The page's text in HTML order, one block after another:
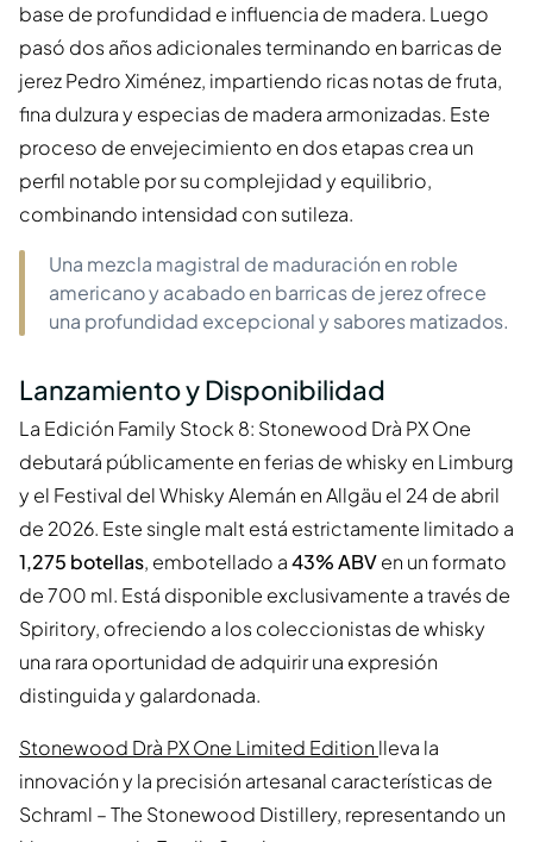
base de profundidad e influencia de madera. Luego
pasó dos años adicionales terminando en barricas de
jerez Pedro Ximénez, impartiendo ricas notas de fruta,
fina dulzura y especias de madera armonizadas. Este
proceso de envejecimiento en dos etapas crea un
perfil notable por su complejidad y equilibrio,
combinando intensidad con sutileza.
Una mezcla magistral de maduración en roble
americano y acabado en barricas de jerez ofrece
una profundidad excepcional y sabores matizados.
Lanzamiento y Disponibilidad
La Edición Family Stock 8: Stonewood Drà PX One
debutará públicamente en ferias de whisky en Limburg
y el Festival del Whisky Alemán en Allgäu el 24 de abril
de 2026. Este single malt está estrictamente limitado a
1,275 botellas, embotellado a43% ABVen un formato
de 700 ml. Está disponible exclusivamente a través de
Spiritory, ofreciendo a los coleccionistas de whisky
una rara oportunidad de adquirir una expresión
distinguida y galardonada.
Stonewood Drà PX One Limited Edition lleva la
innovación y la precisión artesanal características de
Schraml – The Stonewood Distillery, representando un